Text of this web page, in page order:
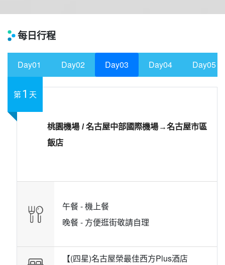
每日行程
Day01 Day02 Day03 Day04 Day05
第1 天
桃園機場 / 名古屋中部國際機場→名古屋市區
飯店
午餐 -機上餐
晚餐 - 方便逛街敬請自理
【(四星)名古屋榮最佳西方Plus酒店